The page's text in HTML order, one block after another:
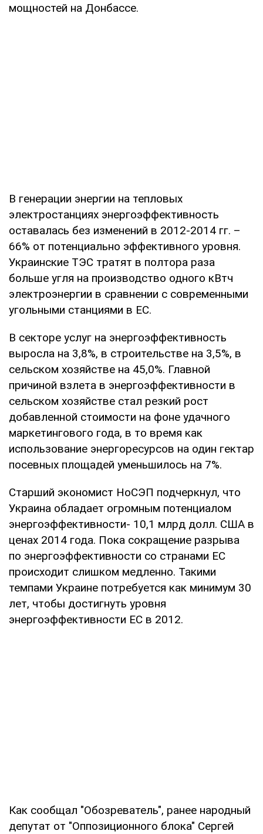
мощностей на Донбассе.
В генерации энергии на тепловых
электростанциях энергоэффективность
оставалась без изменений в 2012-2014 гг. –
66% от потенциально эффективного уровня.
Украинские ТЭС тратят в полтора раза
больше угля на производство одного кВтч
электроэнергии в сравнении с современными
угольными станциями в ЕС.
В секторе услуг на энергоэффективность
выросла на 3,8%, в строительстве на 3,5%, в
сельском хозяйстве на 45,0%. Главной
причиной взлета в энергоэффективности в
сельском хозяйстве стал резкий рост
добавленной стоимости на фоне удачного
маркетингового года, в то время как
использование энергоресурсов на один гектар
посевных площадей уменьшилось на 7%.
Старший экономист НоСЭП подчеркнул, что
Украина обладает огромным потенциалом
энергоэффективности- 10,1 млрд долл. США в
ценах 2014 года. Пока сокращение разрыва
по энергоэффективности со странами ЕС
происходит слишком медленно. Такими
темпами Украине потребуется как минимум 30
лет, чтобы достигнуть уровня
энергоэффективности ЕС в 2012.
Как сообщал "Обозреватель", ранее народный
депутат от "Оппозиционного блока" Сергей